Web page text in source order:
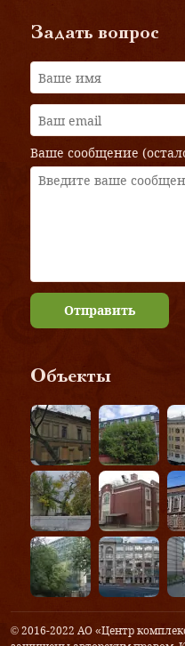
Задать вопрос
Ваше сообщение
Отправить
Объекты
© 2016-2022 АО «Центр